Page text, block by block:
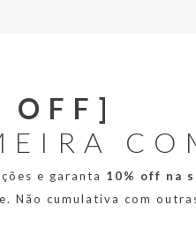
OFF]
e garanta 10% off na
Não cumulativa com